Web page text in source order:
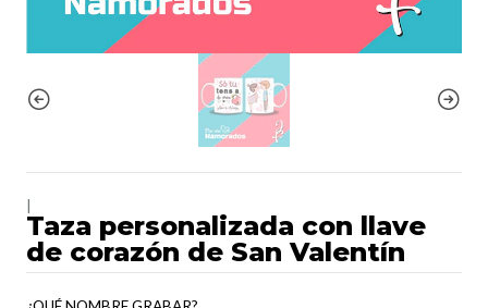
Taza personalizada con llave
de corazón de San Valentín